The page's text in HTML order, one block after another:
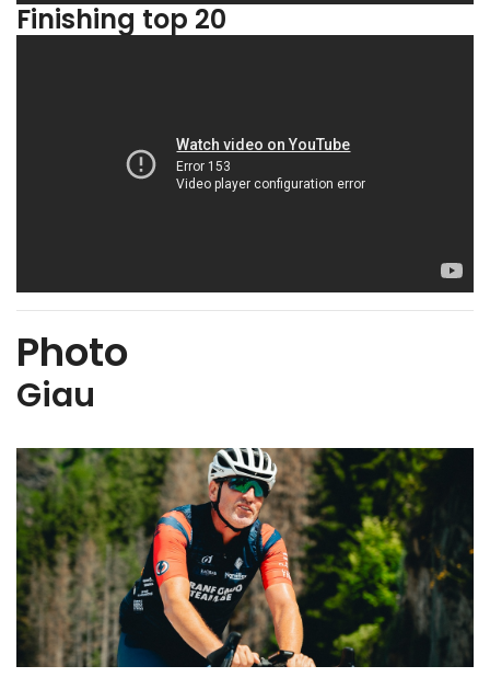
Finishing top 20
Photo
Giau